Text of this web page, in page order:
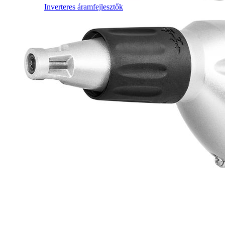
Inverteres áramfejlesztők